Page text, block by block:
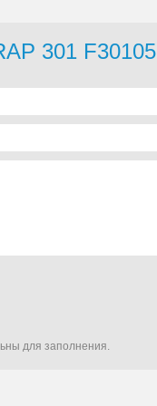
301 F30105
для заполнения.